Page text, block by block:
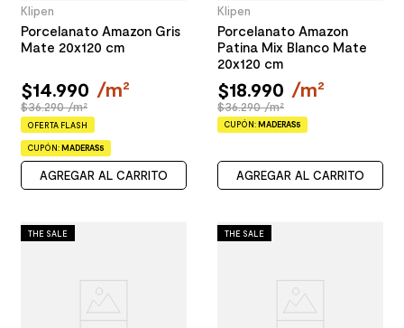
Klipen
Porcelanato Amazon Gris
Mate 20x120 cm
$14.990 /m²
$36.290 /m²
OFERTA FLASH
CUPÓN:MADERAS5
AGREGAR AL CARRITO
Klipen
Porcelanato Amazon
Patina Mix Blanco Mate
20x120 cm
$18.990 /m²
$36.290 /m²
CUPÓN:MADERAS5
AGREGAR AL CARRITO
THE SALE THE SALE